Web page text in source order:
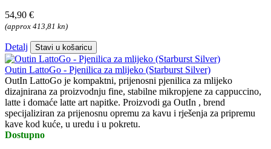
54,90 €
(approx 413,81 kn)
Detalj Stavi u košaricu
Outin LattoGo - Pjenilica za mlijeko (Starburst Silver)
OutIn LattoGo je kompaktni, prijenosni pjenilica za mlijeko
dizajnirana za proizvodnju fine, stabilne mikropjene za cappuccino,
latte i domaće latte art napitke. Proizvodi ga OutIn , brend
specijaliziran za prijenosnu opremu za kavu i rješenja za pripremu
kave kod kuće, u uredu i u pokretu.
Dostupno